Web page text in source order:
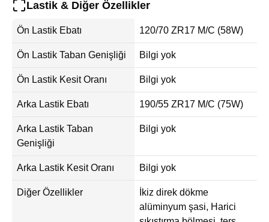
Lastik & Diğer Özellikler
Ön Lastik Ebatı 120/70 ZR17 M/C (58W)
Ön Lastik Taban Genişliği Bilgi yok
Ön Lastik Kesit Oranı Bilgi yok
Arka Lastik Ebatı 190/55 ZR17 M/C (75W)
Arka Lastik Taban
Genişliği
Bilgi yok
Arka Lastik Kesit Oranı Bilgi yok
Diğer Özellikler
İkiz direk dökme
alüminyum şasi, Harici